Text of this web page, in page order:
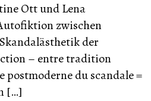
Ott und Lena
zwischen
der
– entre tradition
du scandale =
[…]